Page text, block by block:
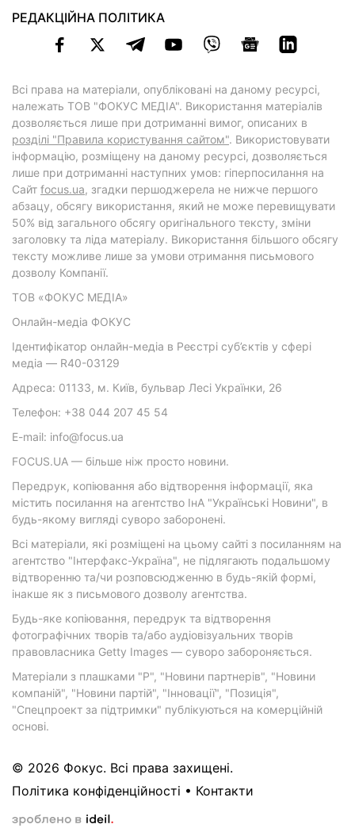
РЕДАКЦІЙНА ПОЛІТИКА
Всі права на матеріали, опубліковані на даному ресурсі,
належать ТОВ "ФОКУС МЕДІА". Використання матеріалів
дозволяється лише при дотриманні вимог, описаних в
розділі "Правила користування сайтом". Використовувати
інформацію, розміщену на даному ресурсі, дозволяється
лише при дотриманні наступних умов: гіперпосилання на
Cайт focus.ua, згадки першоджерела не нижче першого
абзацу, обсягу використання, який не може перевищувати
50% від загального обсягу оригінального тексту, зміни
заголовку та ліда матеріалу. Використання більшого обсягу
тексту можливе лише за умови отримання письмового
дозволу Компанії.
ТОВ «ФОКУС МЕДІА»
Онлайн-медіа ФОКУС
Ідентифікатор онлайн-медіа в Реєстрі суб’єктів у сфері
медіа — R40-03129
Адреса: 01133, м. Київ, бульвар Лесі Українки, 26
Телефон: +38 044 207 45 54
E-mail: info@focus.ua
FOCUS.UA — більше ніж просто новини.
Передрук, копіювання або відтворення інформації, яка
містить посилання на агентство ІнА "Українські Новини", в
будь-якому вигляді суворо заборонені.
Всі матеріали, які розміщені на цьому сайті з посиланням на
агентство "Інтерфакс-Україна", не підлягають подальшому
відтворенню та/чи розповсюдженню в будь-якій формі,
інакше як з письмового дозволу агентства.
Будь-яке копіювання, передрук та відтворення
фотографічних творів та/або аудіовізуальних творів
правовласника Getty Images — суворо забороняється.
Матеріали з плашками "Р", "Новини партнерів", "Новини
компаній", "Новини партій", "Інновації", "Позиція",
"Спецпроект за підтримки" публікуються на комерційній
основі.
© 2026 Фокус. Всі права захищені.
Політика конфіденційності • Контакти